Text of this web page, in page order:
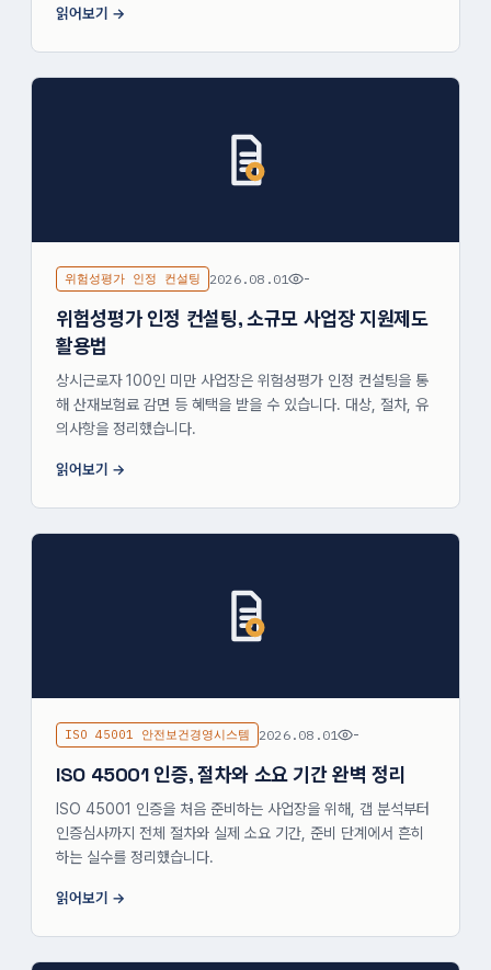
읽어보기
위험성평가 인정 컨설팅 2026.08.01 -
위험성평가 인정 컨설팅, 소규모 사업장 지원제도
활용법
상시근로자 100인 미만 사업장은 위험성평가 인정 컨설팅을 통
해 산재보험료 감면 등 혜택을 받을 수 있습니다. 대상, 절차, 유
의사항을 정리했습니다.
읽어보기
ISO 45001 안전보건경영시스템 2026.08.01 -
ISO 45001 인증, 절차와 소요 기간 완벽 정리
ISO 45001 인증을 처음 준비하는 사업장을 위해, 갭 분석부터
인증심사까지 전체 절차와 실제 소요 기간, 준비 단계에서 흔히
하는 실수를 정리했습니다.
읽어보기